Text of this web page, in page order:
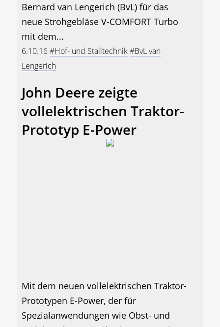
Bernard van Lengerich (BvL) für das
neue Strohgebläse V-COMFORT Turbo
mit dem...
6.10.16#Hof- und Stalltechnik#BvL van
Lengerich
John Deere zeigte
vollelektrischen Traktor-
Prototyp E-Power
Mit dem neuen vollelektrischen Traktor-
Prototypen E-Power, der für
Spezialanwendungen wie Obst- und